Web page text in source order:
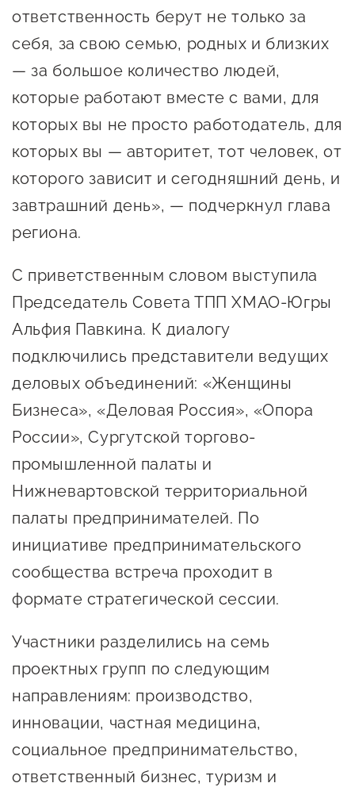
Центры поддержки
Центр информационно-
консультационного
О центре
Поддержка центра
Онлайн-витрина
Центр образовательных
программ и молодежного
предпринимательства
предпринимателей
Проекты
Поддержка центра
Истории успеха
социальной сферы
О центре
Поддержка центра
Календарь
мероприятий для
предпринимателей
Истории успеха
социальной сфере
поддержки
О центре
Проекты
Истории успеха
Центр инновационно-
технологического и
креативного
О центре
Обучающие
мероприятия
Поддержка центра
Онлайн-витрина
Нормативные
документы
Центр поддержки экспорта
Справочник
предпринимателя
предоставляющие поддержку
Каталог маркетплейсов
Каталог креативной
ответственность берут не только за
себя, за свою семью, родных и близких
— за большое количество людей,
которые работают вместе с вами, для
которых вы не просто работодатель, для
которых вы — авторитет, тот человек, от
которого зависит и сегодняшний день, и
завтрашний день», — подчеркнул глава
региона.
С приветственным словом выступила
Председатель Совета ТПП ХМАО-Югры
Альфия Павкина. К диалогу
подключились представители ведущих
деловых объединений: «Женщины
Бизнеса», «Деловая Россия», «Опора
России», Сургутской торгово-
промышленной палаты и
Нижневартовской территориальной
палаты предпринимателей. По
инициативе предпринимательского
сообщества встреча проходит в
формате стратегической сессии.
Участники разделились на семь
проектных групп по следующим
направлениям: производство,
инновации, частная медицина,
социальное предпринимательство,
ответственный бизнес, туризм и